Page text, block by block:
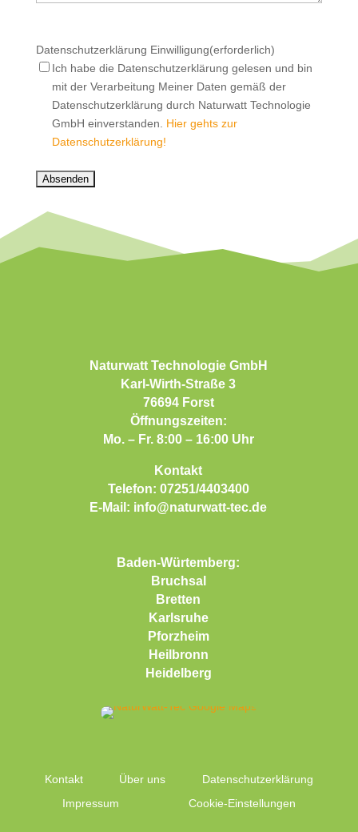
Datenschutzerklärung Einwilligung(erforderlich)
Ich habe die Datenschutzerklärung gelesen und bin
mit der Verarbeitung Meiner Daten gemäß der
Datenschutzerklärung durch Naturwatt Technologie
GmbH einverstanden. Hier gehts zur
Datenschutzerklärung!
Naturwatt Technologie GmbH
Karl-Wirth-Straße 3
76694 Forst
Öffnungszeiten:
Mo. – Fr. 8:00 – 16:00 Uhr
Kontakt
Telefon: 07251/4403400
E-Mail: info@naturwatt-tec.de
Baden-Würtemberg:
Bruchsal
Bretten
Karlsruhe
Pforzheim
Heilbronn
Heidelberg
Kontakt Über uns
Datenschutzerklärung
Impressum
Cookie-Einstellungen